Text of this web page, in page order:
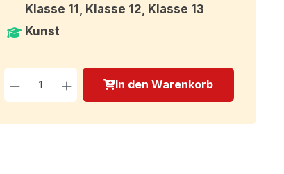
Klasse 11, Klasse 12, Klasse 13
Kunst
Produkt Anzahl: Gib
In den Warenkorb